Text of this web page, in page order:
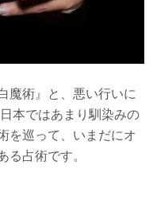
魔術』と、悪い行いに
本ではあまり馴染みの
を巡って、いまだにオ
る占術です。